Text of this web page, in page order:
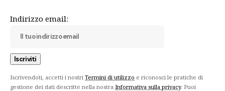
Indirizzo email:
Iscrivendoti, accetti i nostri Termini di utilizzo e riconosci le pratiche di
gestione dei dati descritte nella nostra Informativa sulla privacy. Puoi